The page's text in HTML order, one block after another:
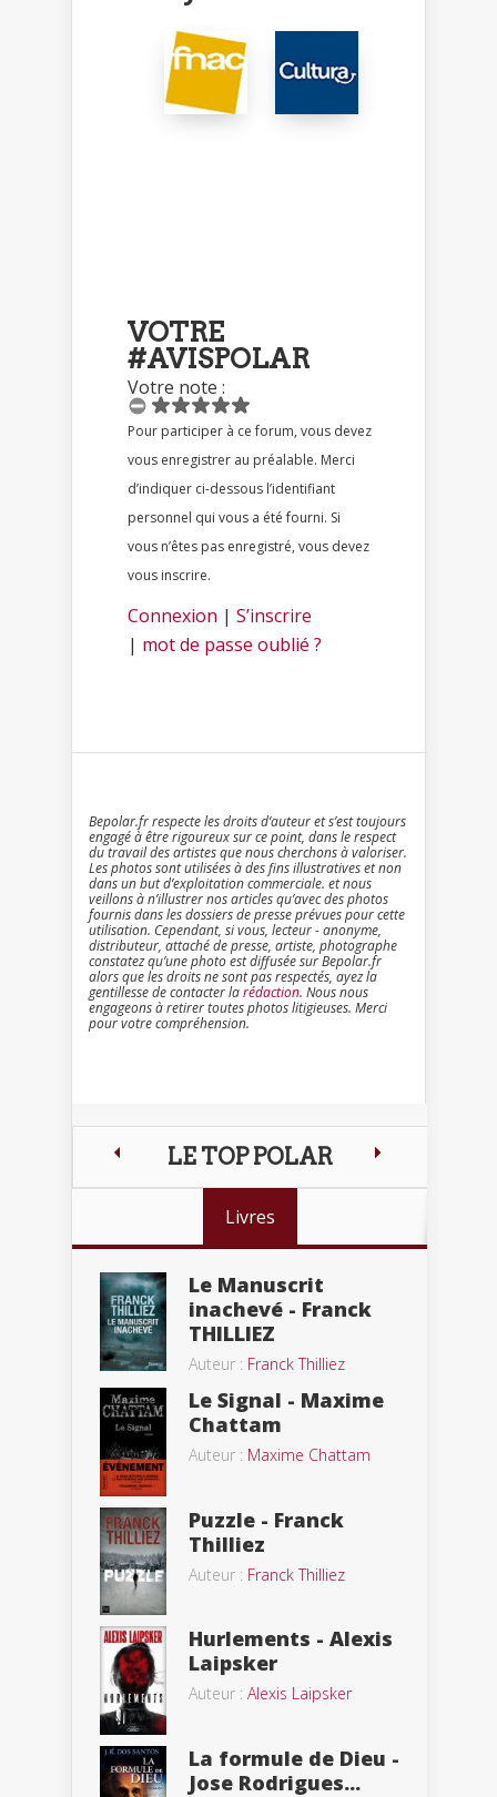
VOTRE
#AVISPOLAR
Votre note :
Pour participer à ce forum, vous devez
vous enregistrer au préalable. Merci
d’indiquer ci-dessous l’identifiant
personnel qui vous a été fourni. Si
vous n’êtes pas enregistré, vous devez
vous inscrire.
Connexion | S’inscrire
| mot de passe oublié ?
Bepolar.fr respecte les droits d’auteur et s’est toujours
engagé à être rigoureux sur ce point, dans le respect
du travail des artistes que nous cherchons à valoriser.
Les photos sont utilisées à des fins illustratives et non
dans un but d’exploitation commerciale. et nous
veillons à n’illustrer nos articles qu’avec des photos
fournis dans les dossiers de presse prévues pour cette
utilisation. Cependant, si vous, lecteur - anonyme,
distributeur, attaché de presse, artiste, photographe
constatez qu’une photo est diffusée sur Bepolar.fr
alors que les droits ne sont pas respectés, ayez la
gentillesse de contacter larédaction. Nous nous
engageons à retirer toutes photos litigieuses. Merci
pour votre compréhension.
LE TOP POLAR
Livres
Le Manuscrit
inachevé - Franck
THILLIEZ
Auteur : Franck Thilliez
Le Signal - Maxime
Chattam
Auteur : Maxime Chattam
Puzzle - Franck
Thilliez
Auteur : Franck Thilliez
Hurlements - Alexis
Laipsker
Auteur : Alexis Laipsker
La formule de Dieu -
Jose Rodrigues...